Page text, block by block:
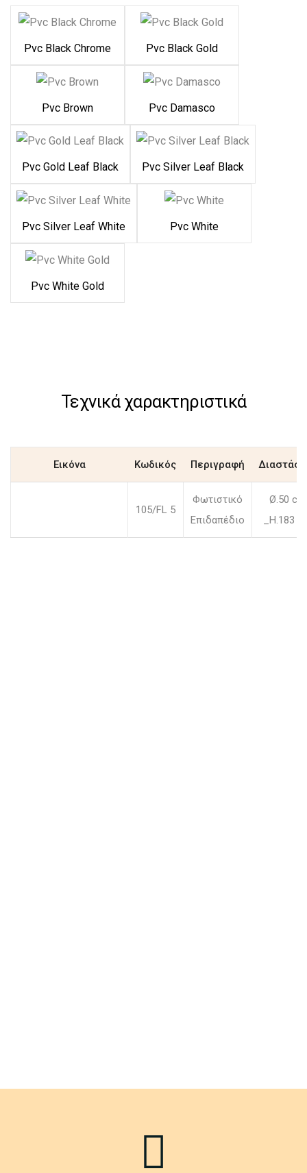
Pvc Black Chrome Pvc Black Gold
Pvc Brown Pvc Damasco
Pvc Gold Leaf Black Pvc Silver Leaf Black
Pvc Silver Leaf White Pvc White
Pvc White Gold
Τεχνικά χαρακτηριστικά
Εικόνα Κωδικός Περιγραφή
105/FL 5
Φωτιστικό
Επιδαπέδιο
Ø.50 cm
_H.183